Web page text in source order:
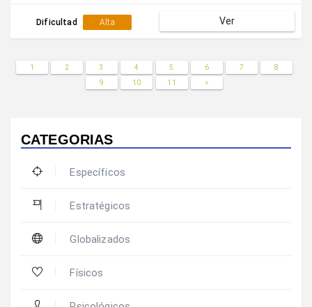
Dificultad Alta Ver
1 2 3 4 5 6 7
8
9
10 11 >
CATEGORIAS
Específicos
Estratégicos
Globalizados
Físicos